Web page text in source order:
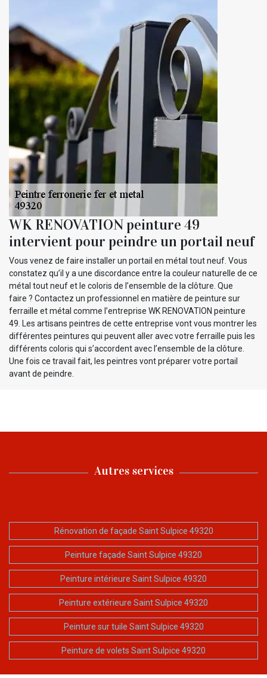
WK RENOVATION peinture 49
intervient pour peindre un portail neuf
Vous venez de faire installer un portail en métal tout neuf. Vous
constatez qu’il y a une discordance entre la couleur naturelle de ce
métal tout neuf et le coloris de l’ensemble de la clôture. Que
faire ? Contactez un professionnel en matière de peinture sur
ferraille et métal comme l’entreprise WK RENOVATION peinture
49. Les artisans peintres de cette entreprise vont vous montrer les
différentes peintures qui peuvent aller avec votre ferraille puis les
différents coloris qui s’accordent avec l’ensemble de la clôture.
Une fois ce travail fait, les peintres vont préparer votre portail
avant de peindre.
Autres services
Rénovation de façade Saint Sulpice 49320
Peinture façade Saint Sulpice 49320
Peinture intérieure Saint Sulpice 49320
Peinture extérieure Saint Sulpice 49320
Peinture sur tuile Saint Sulpice 49320
Peinture de volets Saint Sulpice 49320